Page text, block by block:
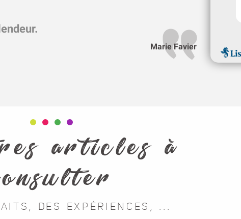
Marie Favier
articles à
DES EXPÉRIENCES, ...